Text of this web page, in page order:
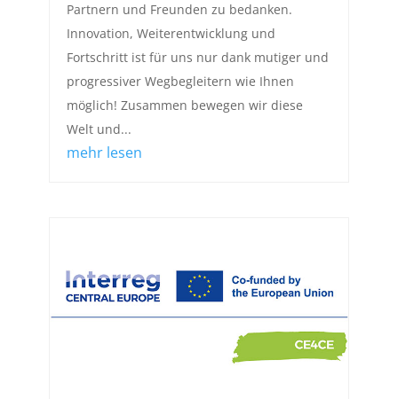
Partnern und Freunden zu bedanken.
Innovation, Weiterentwicklung und
Fortschritt ist für uns nur dank mutiger und
progressiver Wegbegleitern wie Ihnen
möglich! Zusammen bewegen wir diese
Welt und...
mehr lesen